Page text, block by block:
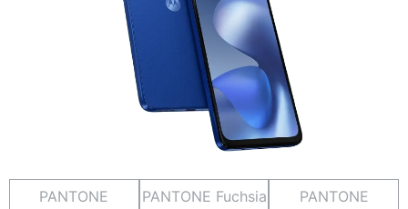
PANTONE
PANTONE Fuchsia
PANTONE